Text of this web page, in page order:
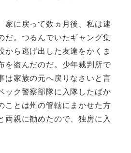
家に戻って数ヵ月後、私は逮
だ。つるんでいたギャング集
から逃げ出した友達をかくま
を盗んだのだ。少年裁判所で
は家族の元へ戻りなさいと言
ック警察部隊に入隊したばか
ことは州の管轄にまかせた方
両親に勧めたので、独房に入